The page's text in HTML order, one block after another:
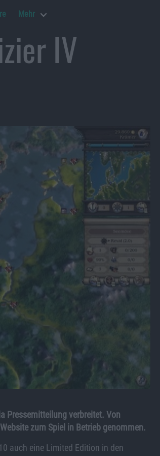
Mehr
IV
Pressemitteilung verbreitet. Von
zum Spiel in Betrieb genommen.
auch eine Limited Edition in den